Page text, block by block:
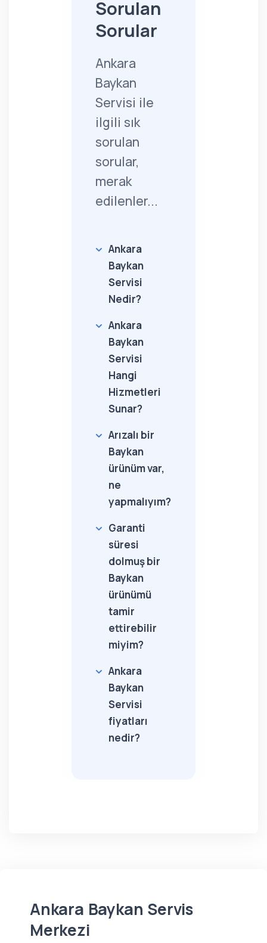
Sorulan
Sorular
Ankara
Baykan
Servisi ile
ilgili sık
sorulan
sorular,
merak
edilenler...
Ankara
Baykan
Servisi
Nedir?
Ankara
Baykan
Servisi
Hangi
Hizmetleri
Sunar?
Arızalı bir
Baykan
ürünüm var,
ne
yapmalıyım?
Garanti
süresi
dolmuş bir
Baykan
ürünümü
tamir
ettirebilir
miyim?
Ankara
Baykan
Servisi
fiyatları
nedir?
Ankara Baykan Servis
Merkezi